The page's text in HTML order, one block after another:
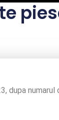
dupa numarul